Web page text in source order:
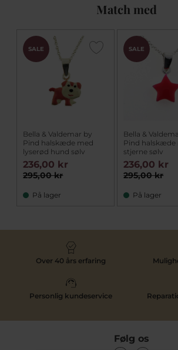
Match med
SALE
Bella & Valdemar by
Pind halskæde med
lyserød hund sølv
295,00 kr
236,00 kr
På lager
SALE
Bella &
Pind halskæde
stjerne sølv
295,00 kr
236,00 kr
På lager
Over 40 års erfaring
Personlig kundeservice
Følg os